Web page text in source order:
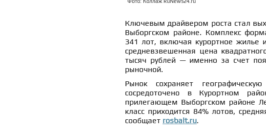
Ключевым драйвером роста стал
Выборгском районе. Комплекс
341 лот, включая курортное
средневзвешенная цена
тысяч рублей — именно за счет
рыночной.
Рынок сохраняет
сосредоточено в Курортном
прилегающем Выборгском районе
класс приходится 84% лотов,
сообщает rosbalt.ru.